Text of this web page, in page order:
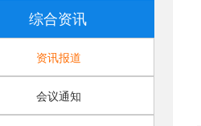
综合资讯
资讯报道
会议通知